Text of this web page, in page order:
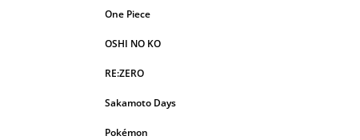
One Piece
OSHI NO KO
RE:ZERO
Sakamoto Days
Pokémon